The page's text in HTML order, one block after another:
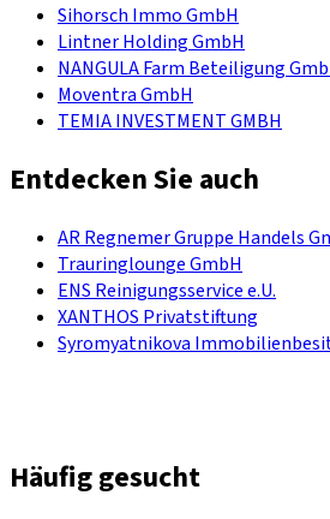
Sihorsch Immo GmbH
Lintner Holding GmbH
NANGULA Farm Beteiligung
Moventra GmbH
TEMIA INVESTMENT GMBH
Entdecken Sie auch
AR Regnemer Gruppe Handels
Trauringlounge GmbH
ENS Reinigungsservice e.U.
XANTHOS Privatstiftung
Syromyatnikova
Häufig gesucht